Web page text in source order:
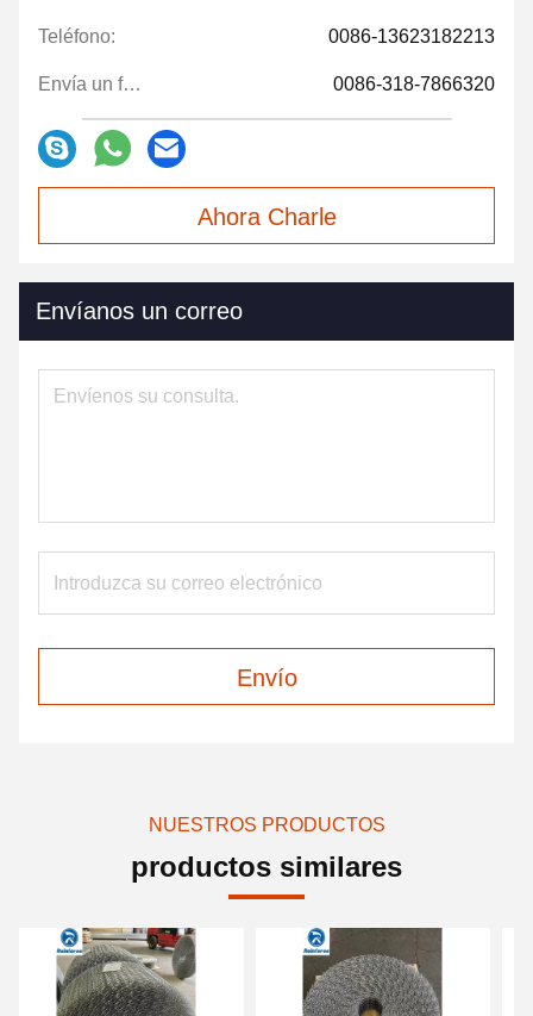
Teléfono: 0086-13623182213
Envía un fax.: 0086-318-7866320
Ahora Charle
Envíanos un correo
Envío
NUESTROS PRODUCTOS
productos similares